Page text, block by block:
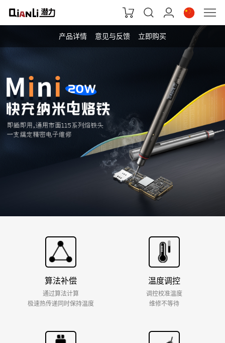
产品详情 意见与反馈 立即购买
算法补偿
通过算法计算
极速热传递同时保持温度
温度调控
调控校准温度
维修不等待